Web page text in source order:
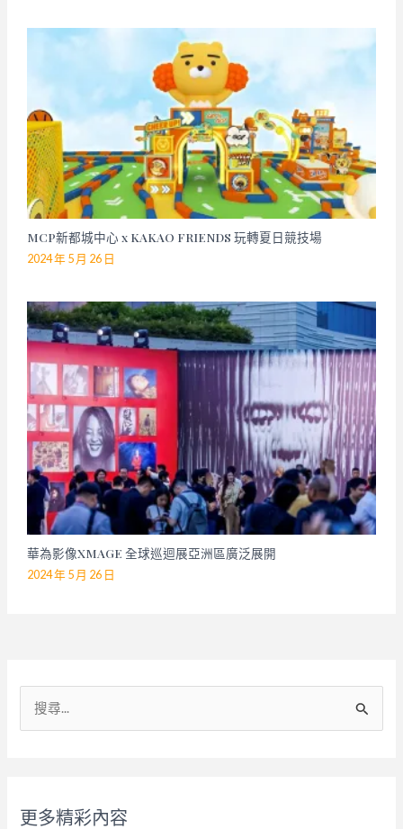
MCP新都城中心 x KAKAO FRIENDS 玩轉夏日競技場
2024 年 5 月 26 日
華為影像XMAGE 全球巡迴展亞洲區廣泛展開
2024 年 5 月 26 日
更多精彩內容